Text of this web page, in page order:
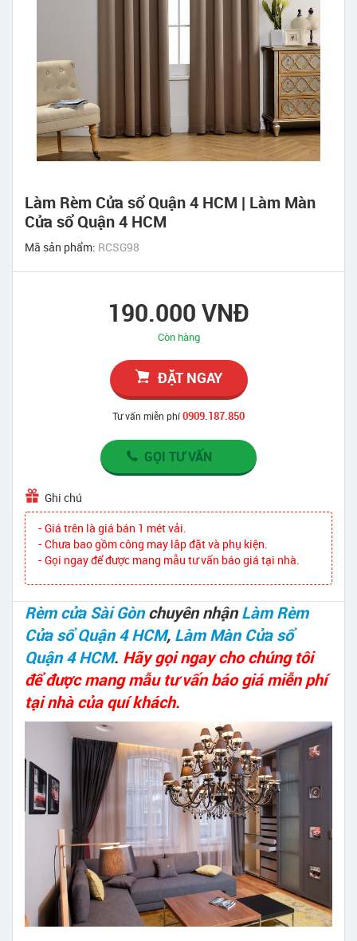
Làm Rèm Cửa sổ Quận 4 HCM | Làm Màn
Cửa sổ Quận 4 HCM
Mã sản phẩm: RCSG98
190.000 VNĐ
Còn hàng
ĐẶT NGAY
Tư vấn miễn phí0909.187.850
GỌI TƯ VẤN
Ghi chú
- Giá trên là giá bán 1 mét vải.
- Chưa bao gồm công may lắp đặt và phụ kiện.
- Gọi ngay để được mang mẫu tư vấn báo giá tại nhà.
Rèm cửa Sài Gònchuyên nhậnLàm Rèm
Cửa sổ Quận 4 HCM, Làm Màn Cửa sổ
Quận 4 HCM. Hãy gọi ngay cho chúng tôi
để được mang mẫu tư vấn báo giá miễn phí
tại nhà của quí khách.